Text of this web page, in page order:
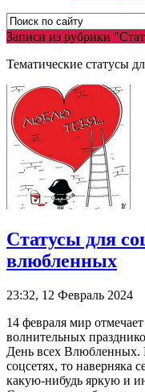
Записи из рубрики
Тематические статусы
Статусы для
влюбленных
23:32, 12 Февраль 2024
14 февраля мир
волнительных
День всех Влюбленных.
соцсетях, то наверняка
какую-нибудь яркую и